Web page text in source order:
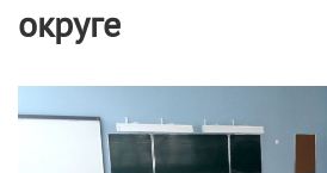
округе